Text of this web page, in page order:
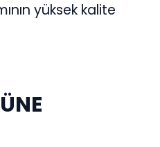
yüksek kalite